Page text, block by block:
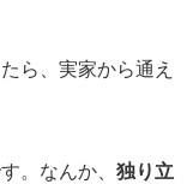
ら、実家から通え
。なんか、 独り立